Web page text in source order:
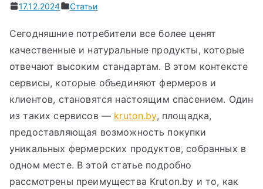
17.12.2024 Статьи
Сегодняшние потребители все более ценят
качественные и натуральные продукты, которые
отвечают высоким стандартам. В этом контексте
сервисы, которые объединяют фермеров и
клиентов, становятся настоящим спасением. Один
из таких сервисов — kruton.by, площадка,
предоставляющая возможность покупки
уникальных фермерских продуктов, собранных в
одном месте. В этой статье подробно
рассмотрены преимущества Kruton.by и то, как